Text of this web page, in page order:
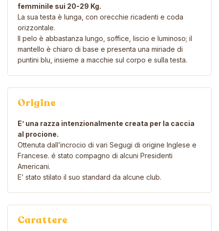
femminile sui 20-29 Kg.
La sua testa è lunga, con orecchie ricadenti e coda
orizzontale.
Il pelo è abbastanza lungo, soffice, liscio e luminoso; il
mantello è chiaro di base e presenta una miriade di
puntini blu, insieme a macchie sul corpo e sulla testa.
Origine
E’ una razza intenzionalmente creata per la caccia
al procione.
Ottenuta dall’incrocio di vari Segugi di origine Inglese e
Francese. é stato compagno di alcuni Presidenti
Americani.
E’ stato stilato il suo standard da alcune club.
Carattere